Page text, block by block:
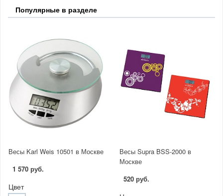
Популярные в разделе
Весы Karl Weis 10501 в Москве
1 570 руб.
Цвет
Весы Supra BSS-2000 в
Москве
520 руб.